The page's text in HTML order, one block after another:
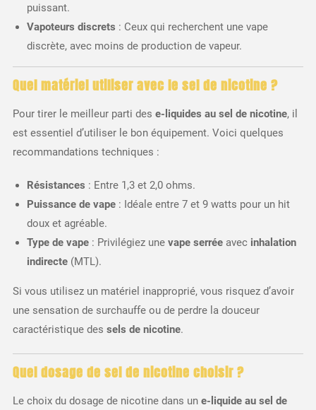
puissant.
Vapoteurs discrets : Ceux qui recherchent une vape
discrète, avec moins de production de vapeur.
Quel matériel utiliser avec le sel de nicotine ?
Pour tirer le meilleur parti des e-liquides au sel de nicotine, il
est essentiel d’utiliser le bon équipement. Voici quelques
recommandations techniques :
Résistances : Entre 1,3 et 2,0 ohms.
Puissance de vape: Idéale entre 7 et 9 watts pour un hit
doux et agréable.
Type de vape: Privilégiez une vape serréeavec inhalation
indirecte(MTL).
Si vous utilisez un matériel inapproprié, vous risquez d’avoir
une sensation de surchauffe ou de perdre la douceur
caractéristique des sels de nicotine.
Quel dosage de sel de nicotine choisir ?
Le choix du dosage de nicotine dans un e-liquide au sel de